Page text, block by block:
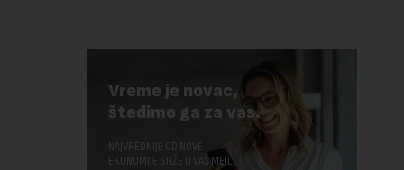
Vreme je novac,
štedimo ga za vas.
NAJVREDNIJE OD NOVE
EKONOMIJE STIŽE U VAŠ MEJL.